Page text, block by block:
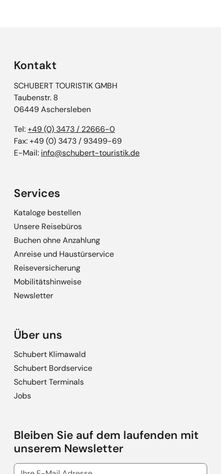
Kontakt
SCHUBERT TOURISTIK GMBH
Taubenstr. 8
06449 Aschersleben
Tel:+49 (0) 3473 / 22666-0
Fax: +49 (0) 3473 / 93499-69
E-Mail: info@schubert-touristik.de
Services
Kataloge bestellen
Unsere Reisebüros
Buchen ohne Anzahlung
Anreise und Haustürservice
Reiseversicherung
Mobilitätshinweise
Newsletter
Über uns
Schubert Klimawald
Schubert Bordservice
Schubert Terminals
Jobs
Bleiben Sie auf dem laufenden mit
unserem Newsletter